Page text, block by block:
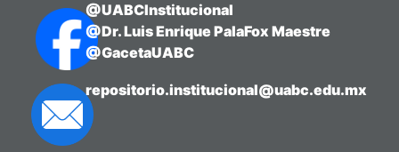
@UABCInstitucional
@Dr. Luis Enrique PalaFox Maestre
@GacetaUABC
repositorio.institucional@uabc.edu.mx